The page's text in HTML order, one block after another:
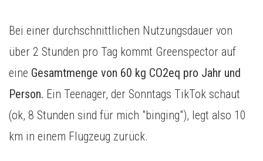
Bei einer durchschnittlichen Nutzungsdauer von
über 2 Stunden pro Tag kommt Greenspector auf
eine Gesamtmenge von 60 kg CO2eq pro Jahr und
Person. Ein Teenager, der Sonntags TikTok schaut
(ok, 8 Stunden sind für mich "binging"), legt also 10
km in einem Flugzeug zurück.